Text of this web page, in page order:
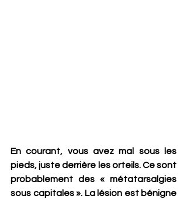
En courant, vous avez mal sous les
pieds, juste derrière les orteils. Ce sont
probablement des « métatarsalgies
sous capitales ». La lésion est bénigne